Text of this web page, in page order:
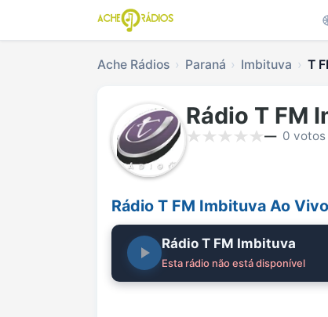
Ache Rádios Paraná Imbituva T
Rádio T FM
— 0 votos
Rádio T FM Imbituva Ao Vivo
Rádio T FM Imbituva
Esta rádio não está disponível